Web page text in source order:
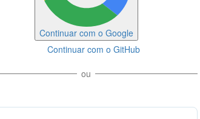
Continuar com o Google
Continuar com o GitHub
ou